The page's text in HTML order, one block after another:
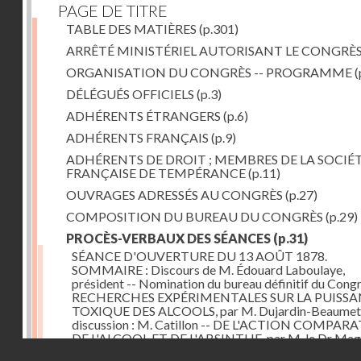
PAGE DE TITRE
TABLE DES MATIÈRES (p.301)
ARRÊTÉ MINISTÉRIEL AUTORISANT LE
ORGANISATION DU CONGRÈS -- PROGRAMME
DÉLÉGUÉS OFFICIELS (p.3)
ADHÉRENTS ÉTRANGERS (p.6)
ADHÉRENTS FRANÇAIS (p.9)
ADHÉRENTS DE DROIT ; MEMBRES DE LA
FRANÇAISE DE TEMPÉRANCE(p.11)
OUVRAGES ADRESSÉS AU CONGRÈS (p.27)
COMPOSITION DU BUREAU DU CONGRÈS (p.29)
PROCÈS-VERBAUX DES SÉANCES (p.31)
SÉANCE D'OUVERTURE DU 13 AOÛT 1878.
SOMMAIRE : Discours de M. Édouard Laboulaye,
président -- Nomination du bureau définitif du
RECHERCHES EXPÉRIMENTALES SUR LA
TOXIQUE DES ALCOOLS, par M. Dujardin-
discussion : M. Catillon -- DE L'ACTION
DE L'ALCOOL ET DE L'ABSINTHE, par M. le Dr